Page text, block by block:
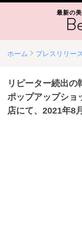
最新の
ホーム プレスリリース
リピーター続出の
ポップアップショ
店にて、2021年8